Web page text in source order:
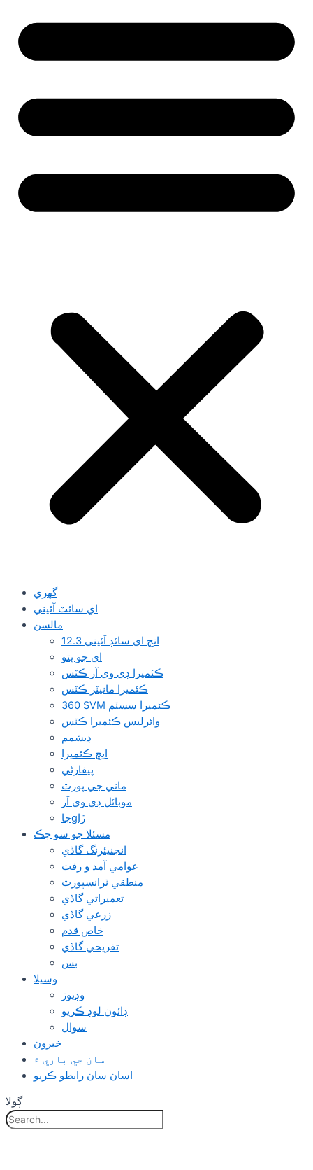
گهري
اي سائٽ آئيني
مالسن
12.3 انچ اي سائڊ آئيني
اي جو پتو
ڪئميرا ڊي وي آر ڪٽس
ڪئميرا مانيٽر ڪٽس
360 SVM ڪئميرا سسٽم
وائرلیس ڪئميرا ڪٽس
ڊيشمم
ايڇ ڪئميرا
پيفارڻي
ماني جي پورٽ
موبائل ڊي وي آر
جاgڙا
مسئلا جو سو چڪ
انجنيئرنگ گاڏي
عوامي آمد و رفت
منطقي ٽرانسپورٽ
تعميراتي گاڏي
زرعي گاڏي
خاص قدم
تفريحي گاڏي
بس
وسيلا
وڊيوز
ڊائون لوڊ ڪريو
سوال
خبرون
اسان جي باري ۾
اسان سان رابطو ڪريو
ڳولا